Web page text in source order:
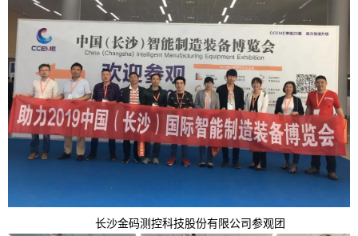
长沙金码测控科技股份有限公司参观团